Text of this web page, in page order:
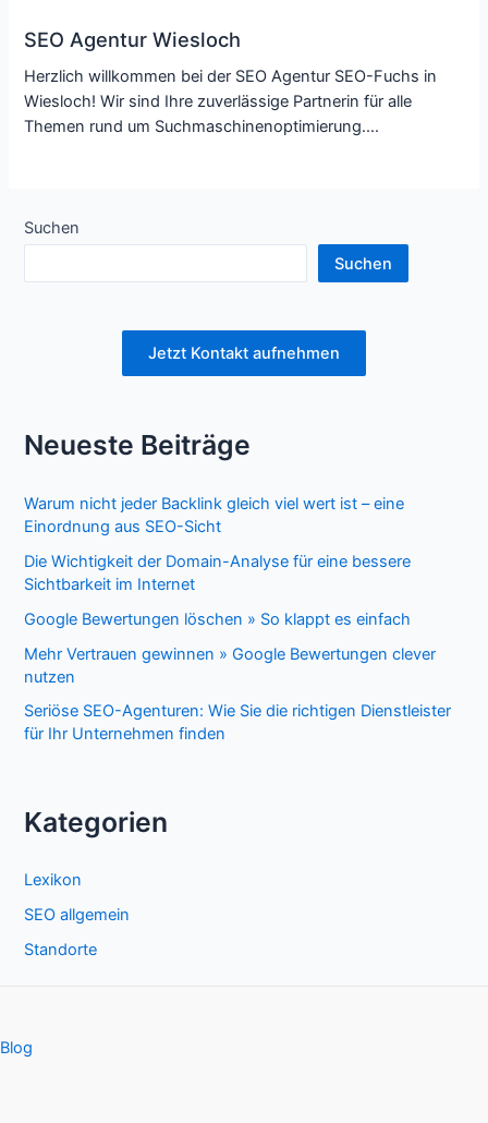
SEO Agentur Wiesloch
Herzlich willkommen bei der SEO Agentur SEO-Fuchs in
Wiesloch! Wir sind Ihre zuverlässige Partnerin für alle
Themen rund um Suchmaschinenoptimierung.…
Suchen
Suchen
Jetzt Kontakt aufnehmen
Neueste Beiträge
Warum nicht jeder Backlink gleich viel wert ist – eine
Einordnung aus SEO-Sicht
Die Wichtigkeit der Domain-Analyse für eine bessere
Sichtbarkeit im Internet
Google Bewertungen löschen » So klappt es einfach
Mehr Vertrauen gewinnen » Google Bewertungen clever
nutzen
Seriöse SEO-Agenturen: Wie Sie die richtigen Dienstleister
für Ihr Unternehmen finden
Kategorien
Lexikon
SEO allgemein
Standorte
Blog